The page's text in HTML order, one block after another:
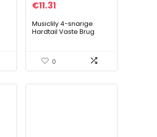
€11.31
Musiclily 4-snarige
Hardtail Vaste Brug
0